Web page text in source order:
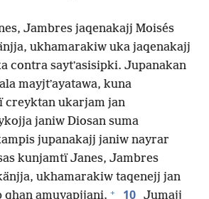
Jambres jaqenakajj Moisés
ukhamarakiw uka jaqenakajj
contra saytʼasisipki. Jupanakan
mayjtʼayatawa, kuna
creyktan ukarjam jan
janiw Diosan suma
jupanakajj janiw nayrar
kunjamtï Janes, Jambres
ukhamarakiw taqenejj jan
qhan amuyapjjani. + 10 Jumajj